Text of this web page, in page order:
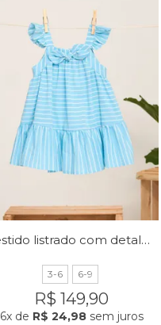
Vestido listrado com detalhe de laço frontal
3-6 6-9
R$ 149,90
6xde R$ 24,98sem juros